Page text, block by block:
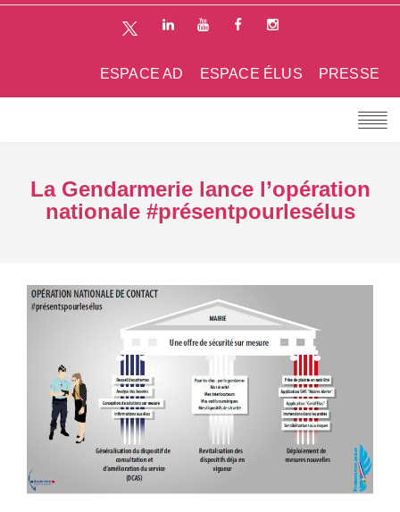
PRESSE
ESPACE ÉLUS
ESPACE AD
La Gendarmerie lance l’opération
nationale #présentpourlesélus